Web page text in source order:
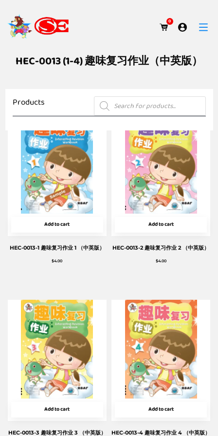
0
HEC-0013 (1-4) 趣味复习作业（中英版）
Products Products
search
Add to cart
HEC-0013-1 趣味复习作业 1 （中英版）
$4.00
Add to cart
HEC-0013-2 趣味复习作业 2 （中英版）
$4.00
Add to cart
HEC-0013-3 趣味复习作业 3 （中英版）
Add to cart
HEC-0013-4 趣味复习作业 4 （中英版）